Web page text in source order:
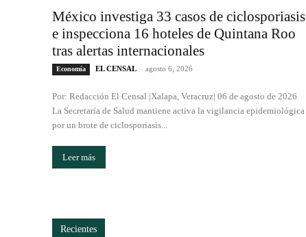
México investiga 33 casos de ciclosporiasis
e inspecciona 16 hoteles de Quintana Roo
tras alertas internacionales
Economía EL CENSAL - agosto 6, 2026
Por: Redacción El Censal |Xalapa, Veracruz| 06 de agosto de 2026
La Secretaría de Salud mantiene activa la vigilancia epidemiológica
por un brote de ciclosporiasis...
Leer más
Recientes